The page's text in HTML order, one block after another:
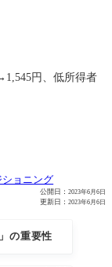
円、低所得者
ショニング
公開日： 2023年6月6日
更新日： 2023年6月6日
の重要性